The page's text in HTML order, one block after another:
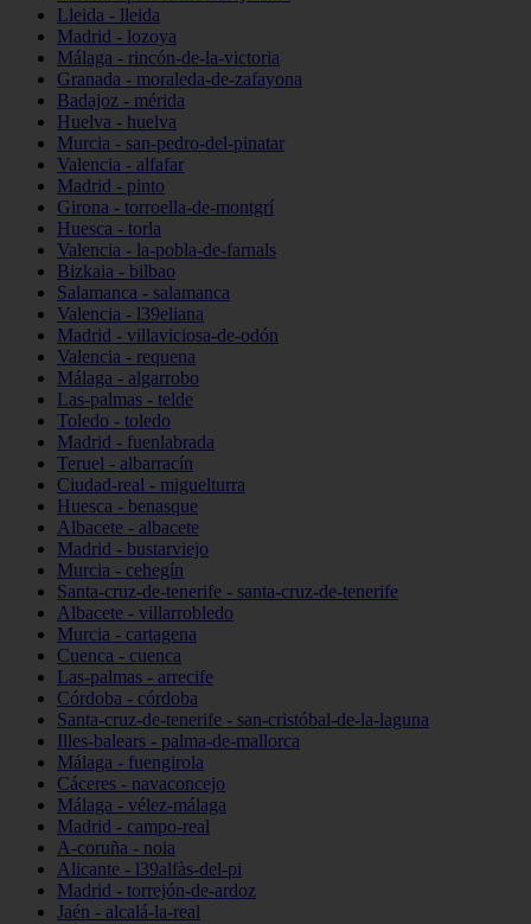
Lleida - lleida
Madrid - lozoya
Málaga - rincón-de-la-victoria
Granada - moraleda-de-zafayona
Badajoz - mérida
Huelva - huelva
Murcia - san-pedro-del-pinatar
Valencia - alfafar
Madrid - pinto
Girona - torroella-de-montgrí
Huesca - torla
Valencia - la-pobla-de-farnals
Bizkaia - bilbao
Salamanca - salamanca
Valencia - l39eliana
Madrid - villaviciosa-de-odón
Valencia - requena
Málaga - algarrobo
Las-palmas - telde
Toledo - toledo
Madrid - fuenlabrada
Teruel - albarracín
Ciudad-real - miguelturra
Huesca - benasque
Albacete - albacete
Madrid - bustarviejo
Murcia - cehegín
Santa-cruz-de-tenerife - santa-cruz-de-tenerife
Albacete - villarrobledo
Murcia - cartagena
Cuenca - cuenca
Las-palmas - arrecife
Córdoba - córdoba
Santa-cruz-de-tenerife - san-cristóbal-de-la-laguna
Illes-balears - palma-de-mallorca
Málaga - fuengirola
Cáceres - navaconcejo
Málaga - vélez-málaga
Madrid - campo-real
A-coruña - noia
Alicante - l39alfàs-del-pi
Madrid - torrejón-de-ardoz
Jaén - alcalá-la-real